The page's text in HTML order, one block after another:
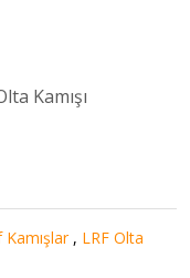
Kamışı
Kamışlar , LRF Olta